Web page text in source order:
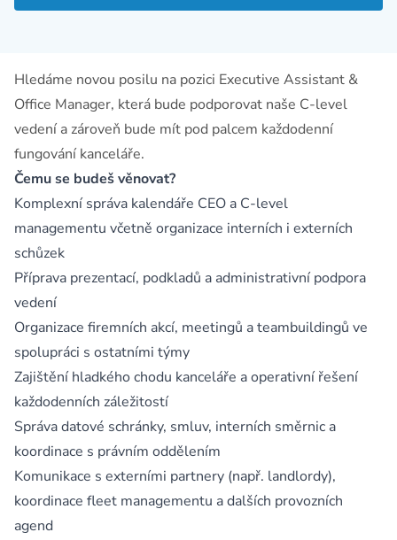
Hledáme novou posilu na pozici Executive Assistant &
Office Manager, která bude podporovat naše C-level
vedení a zároveň bude mít pod palcem každodenní
fungování kanceláře.
Čemu se budeš věnovat?
Komplexní správa kalendáře CEO a C-level
managementu včetně organizace interních i externích
schůzek
Příprava prezentací, podkladů a administrativní podpora
vedení
Organizace firemních akcí, meetingů a teambuildingů ve
spolupráci s ostatními týmy
Zajištění hladkého chodu kanceláře a operativní řešení
každodenních záležitostí
Správa datové schránky, smluv, interních směrnic a
koordinace s právním oddělením
Komunikace s externími partnery (např. landlordy),
koordinace fleet managementu a dalších provozních
agend